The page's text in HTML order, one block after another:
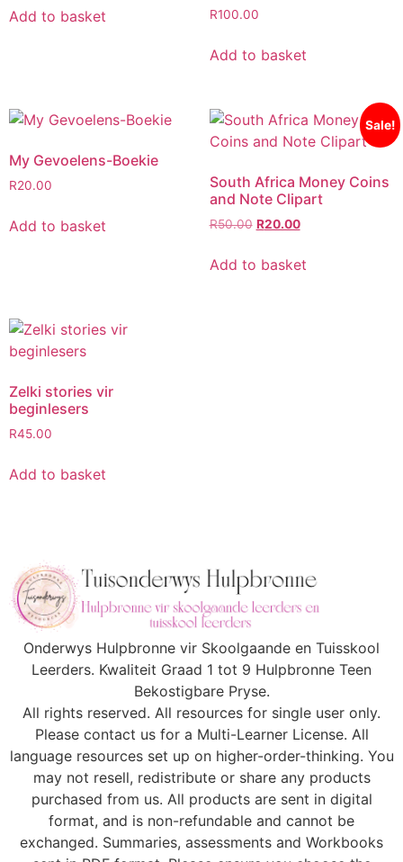
Add to basket R100.00
Add to basket
My Gevoelens-Boekie
R20.00
Add to basket
Sale!
South Africa Money Coins
and Note Clipart
R50.00 R20.00
Add to basket
Zelki stories vir
beginlesers
R45.00
Add to basket
Onderwys Hulpbronne vir Skoolgaande en Tuisskool
Leerders. Kwaliteit Graad 1 tot 9 Hulpbronne Teen
Bekostigbare Pryse.
All rights reserved. All resources for single user only.
Please contact us for a Multi-Learner License. All
language resources set up on higher-order-thinking. You
may not resell, redistribute or share any products
purchased from us. All products are sent in digital
format, and is non-refundable and cannot be
exchanged. Summaries, assessments and Workbooks